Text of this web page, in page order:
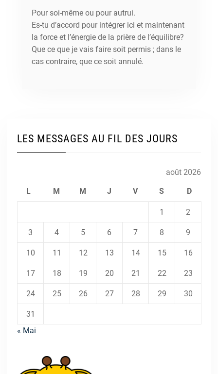
Pour soi-même ou pour autrui.
Es-tu d’accord pour intégrer ici et maintenant
la force et l’énergie de la prière de l’équilibre?
Que ce que je vais faire soit permis ; dans le
cas contraire, que ce soit annulé.
LES MESSAGES AU FIL DES JOURS
août 2026
L M M J V S D
1 2
3 4 5 6 7 8 9
10 11 12 13 14 15 16
17 18 19 20 21 22 23
24 25 26 27 28 29 30
31
« Mai